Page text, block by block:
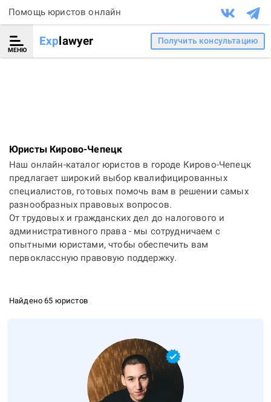
Помощь юристов онлайн
МЕНЮ
Explawyer Получить консультацию
Юристы Кирово-Чепецк
Наш онлайн-каталог юристов в городе Кирово-Чепецк
предлагает широкий выбор квалифицированных
специалистов, готовых помочь вам в решении самых
разнообразных правовых вопросов.
От трудовых и гражданских дел до налогового и
административного права - мы сотрудничаем с
опытными юристами, чтобы обеспечить вам
первоклассную правовую поддержку.
Найдено 65 юристов